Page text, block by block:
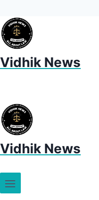
Vidhik News
Vidhik News